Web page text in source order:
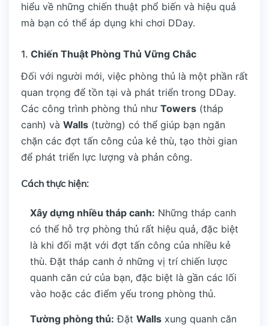
hiểu về những chiến thuật phổ biến và hiệu quả
mà bạn có thể áp dụng khi chơi DDay.
1. Chiến Thuật Phòng Thủ Vững Chắc
Đối với người mới, việc phòng thủ là một phần rất
quan trọng để tồn tại và phát triển trong DDay.
Các công trình phòng thủ như Towers (tháp
canh) và Walls (tường) có thể giúp bạn ngăn
chặn các đợt tấn công của kẻ thù, tạo thời gian
để phát triển lực lượng và phản công.
Cách thực hiện:
Xây dựng nhiều tháp canh: Những tháp canh
có thể hỗ trợ phòng thủ rất hiệu quả, đặc biệt
là khi đối mặt với đợt tấn công của nhiều kẻ
thù. Đặt tháp canh ở những vị trí chiến lược
quanh căn cứ của bạn, đặc biệt là gần các lối
vào hoặc các điểm yếu trong phòng thủ.
Tường phòng thủ: Đặt Walls xung quanh căn